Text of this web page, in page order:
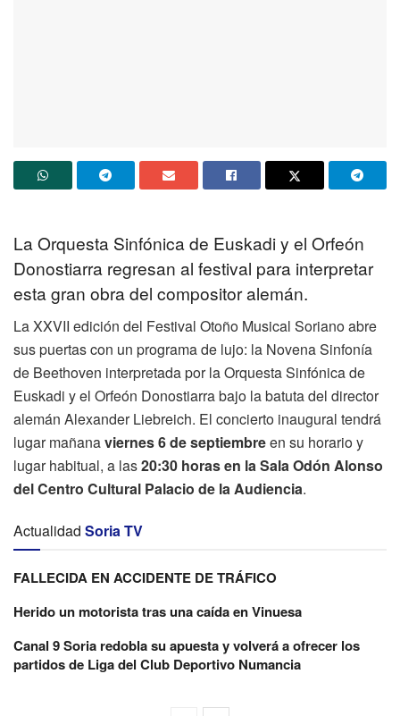
La Orquesta Sinfónica de Euskadi y el Orfeón
Donostiarra regresan al festival para interpretar
esta gran obra del compositor alemán.
La XXVII edición del Festival Otoño Musical Soriano abre
sus puertas con un programa de lujo: la Novena Sinfonía
de Beethoven interpretada por la Orquesta Sinfónica de
Euskadi y el Orfeón Donostiarra bajo la batuta del director
alemán Alexander Liebreich. El concierto inaugural tendrá
lugar mañanaviernes 6 de septiembreen su horario y
lugar habitual, a las20:30 horas en la Sala Odón Alonso
del Centro Cultural Palacio de la Audiencia.
Actualidad Soria TV
FALLECIDA EN ACCIDENTE DE TRÁFICO
Herido un motorista tras una caída en Vinuesa
Canal 9 Soria redobla su apuesta y volverá a ofrecer los
partidos de Liga del Club Deportivo Numancia